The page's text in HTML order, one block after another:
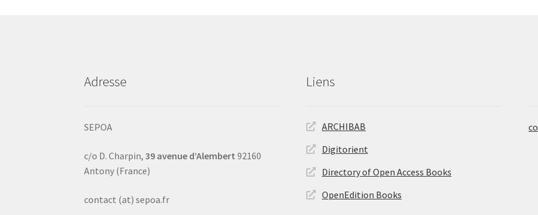
Adresse
SEPOA
c/o D. Charpin,39 avenue d’Alembert 92160
Antony (France)
contact (at) sepoa.fr
Liens
ARCHIBAB
Digitorient
Directory of Open Access Books
OpenEdition Books